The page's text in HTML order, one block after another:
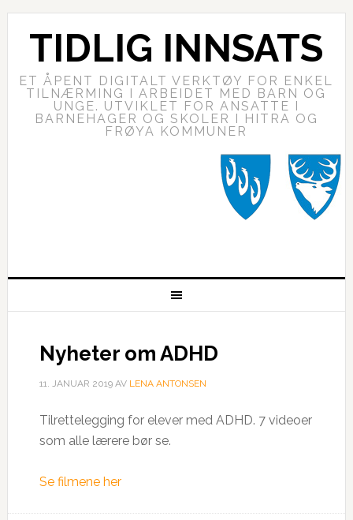
TIDLIG INNSATS
ET ÅPENT DIGITALT VERKTØY FOR ENKEL
TILNÆRMING I ARBEIDET MED BARN OG
UNGE. UTVIKLET FOR ANSATTE I
BARNEHAGER OG SKOLER I HITRA OG
FRØYA KOMMUNER
Nyheter om ADHD
11. JANUAR 2019AV LENA ANTONSEN
Tilrettelegging for elever med ADHD. 7 videoer
som alle lærere bør se.
Se filmene her